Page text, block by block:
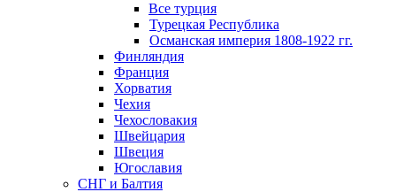
Все турция
Турецкая Республика
Османская империя 1808-1922 гг.
Финляндия
Франция
Хорватия
Чехия
Чехословакия
Швейцария
Швеция
Югославия
СНГ и Балтия